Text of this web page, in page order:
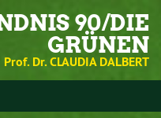
90/DIE
GRÜNEN
Prof. Dr. CLAUDIA DALBERT